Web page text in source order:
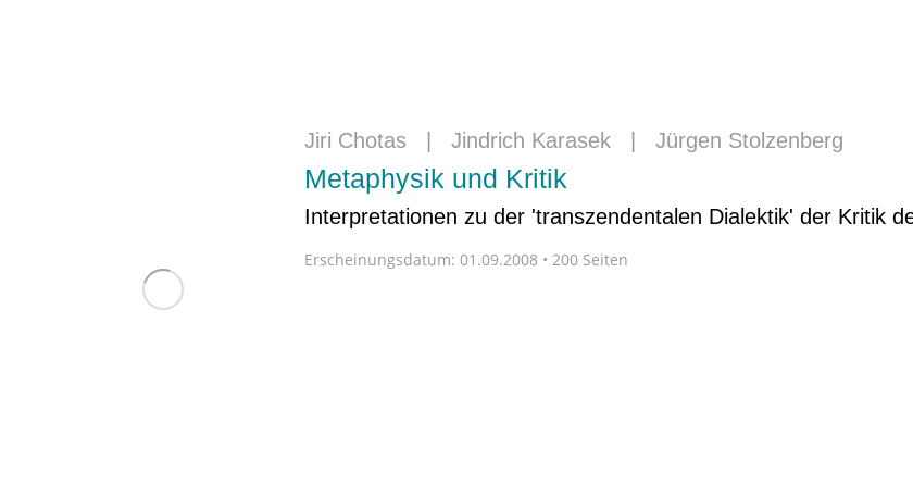
Jiri Chotas Jindrich Karasek Jürgen Stolzenberg
Metaphysik und Kritik
Interpretationen zu der 'transzendentalen Dialektik' der Kritik
Erscheinungsdatum: 01.09.2008 • 200 Seiten